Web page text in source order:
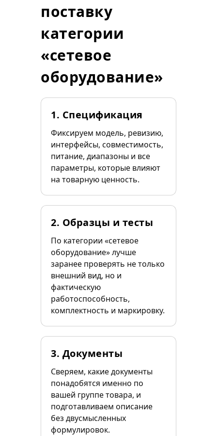
поставку
категории
«сетевое
оборудование»
1. Спецификация
Фиксируем модель, ревизию,
интерфейсы, совместимость,
питание, диапазоны и все
параметры, которые влияют
на товарную ценность.
2. Образцы и тесты
По категории «сетевое
оборудование» лучше
заранее проверять не только
внешний вид, но и
фактическую
работоспособность,
комплектность и маркировку.
3. Документы
Сверяем, какие документы
понадобятся именно по
вашей группе товара, и
подготавливаем описание
без двусмысленных
формулировок.